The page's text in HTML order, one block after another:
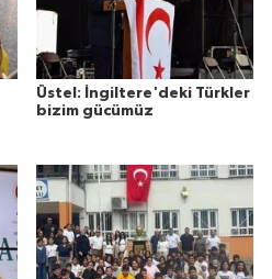
Üstel: İngiltere'deki Türkler
bizim gücümüz